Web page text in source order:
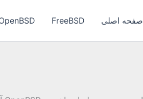
صفحه اصلی FreeBSD